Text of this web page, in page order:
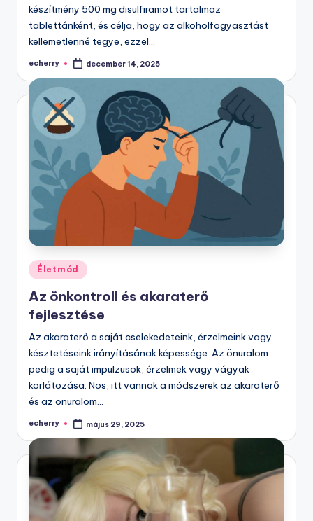
készítmény 500 mg disulfiramot tartalmaz
tablettánként, és célja, hogy az alkoholfogyasztást
kellemetlenné tegye, ezzel…
Posted
echerry december 14, 2025
Posted
in
Életmód
Az önkontroll és akaraterő
fejlesztése
Az akaraterő a saját cselekedeteink, érzelmeink vagy
késztetéseink irányításának képessége. Az önuralom
pedig a saját impulzusok, érzelmek vagy vágyak
korlátozása. Nos, itt vannak a módszerek az akaraterő
és az önuralom…
Posted
echerry május 29, 2025